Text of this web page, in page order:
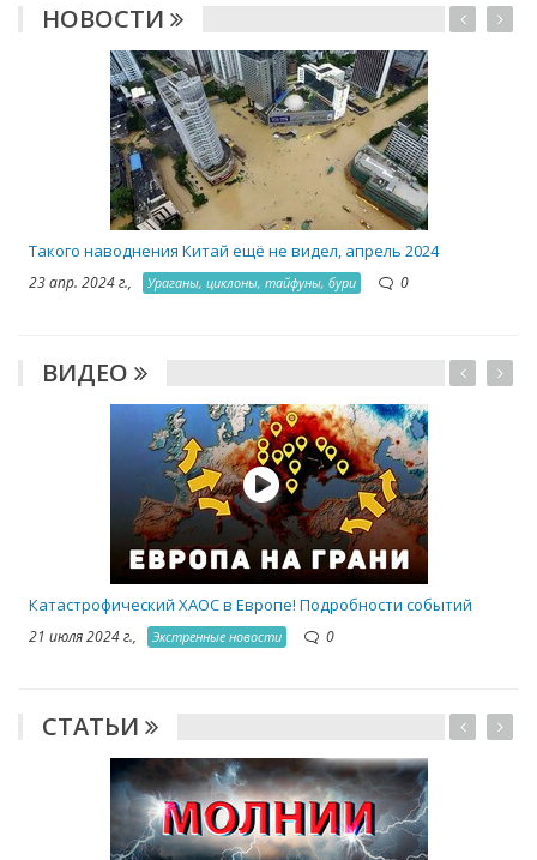
НОВОСТИ
Такого наводнения Китай ещё не видел, апрель 2024
23 апр. 2024 г., Ураганы, циклоны, тайфуны, бури 0
ВИДЕО
Катастрофический ХАОС в Европе! Подробности событий
21 июля 2024 г., Экстренные новости 0
СТАТЬИ